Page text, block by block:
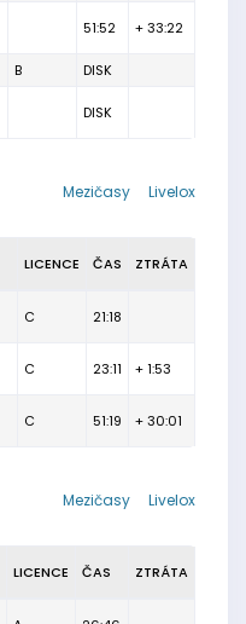
51:52 + 33:22
B
DISK
DISK
Livelox
Mezičasy
LICENCE ČAS ZTRÁTA
C 21:18
C 23:11 + 1:53
C 51:19 + 30:01
Livelox
Mezičasy
LICENCE ČAS ZTRÁTA